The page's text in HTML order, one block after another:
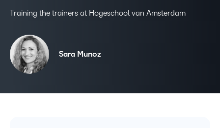
Training the trainers at Hogeschool van Amsterdam
Sara Munoz